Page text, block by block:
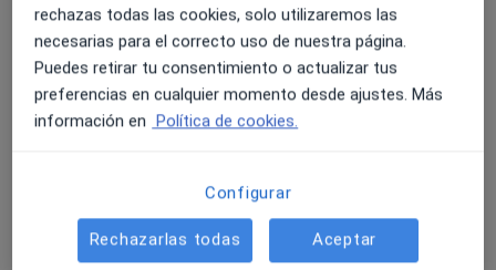
Primera visita Odontología Pediátrica
Detalles
Visitas sucesivas Odontología
Blanqueamiento dental
Desde 150 € Detalles
rechazas todas las cookies, solo utilizaremos las
necesarias para el correcto uso de nuestra página.
Puedes retirar tu consentimiento o actualizar tus
preferencias en cualquier momento desde ajustes. Más
información en Política de cookies.
Configurar
Rechazarlas todas Aceptar